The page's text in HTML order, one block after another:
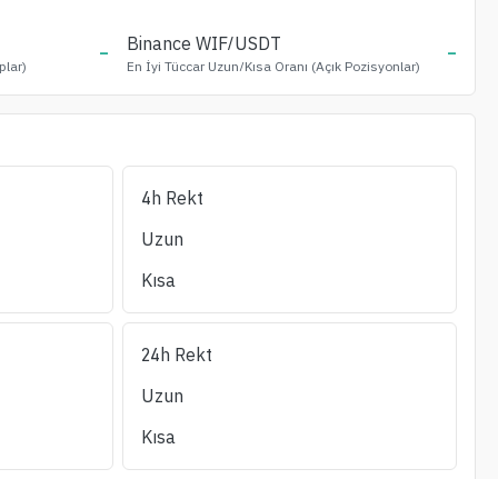
(24s)
- Binance WIF/USDT
En İyi Tüccar Uzun/Kısa Oranı (Açık Pozisyonlar) -
4h Rekt
Uzun
Kısa
24h Rekt
Uzun
Kısa